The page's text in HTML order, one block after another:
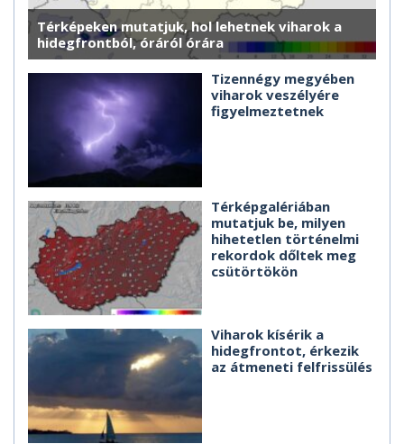
Térképeken mutatjuk, hol lehetnek viharok a
hidegfrontból, óráról órára
Tizennégy megyében
viharok veszélyére
figyelmeztetnek
Térképgalériában
mutatjuk be, milyen
hihetetlen történelmi
rekordok dőltek meg
csütörtökön
Viharok kísérik a
hidegfrontot, érkezik
az átmeneti felfrissülés